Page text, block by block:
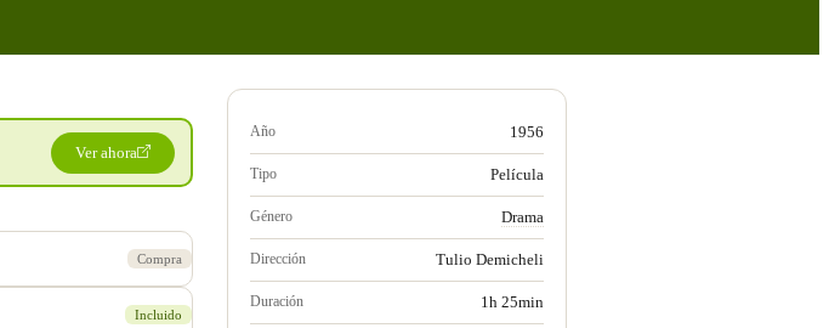
Ver ahora
Compra
Incluido
Año 1956
Tipo Película
Género Drama
Dirección Tulio Demicheli
Duración 1h 25min